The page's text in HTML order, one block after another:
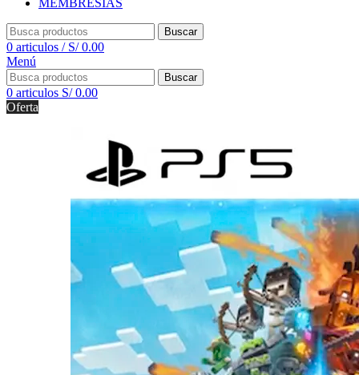
MEMBRESIAS
Buscar
0 articulos / S/0.00
Menú
Buscar
0 articulos S/0.00
Oferta